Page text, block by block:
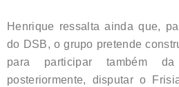
Henrique ressalta ainda que,
do DSB, o grupo pretende
para participar também
posteriormente, disputar o